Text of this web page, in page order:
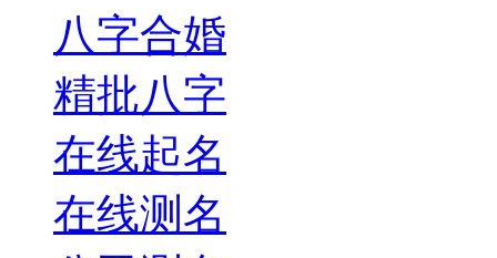
八字合婚
精批八字
在线起名
在线测名